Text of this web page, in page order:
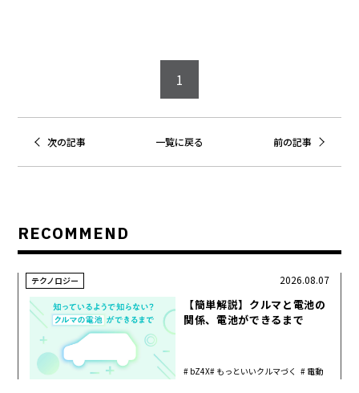
1
次の記事 一覧に戻る 前の記事
RECOMMEND
テクノロジー
【簡単解説】クルマと電池の
関係、電池ができるまで
bZ4X もっといいクルマづく
電動
2026.08.07